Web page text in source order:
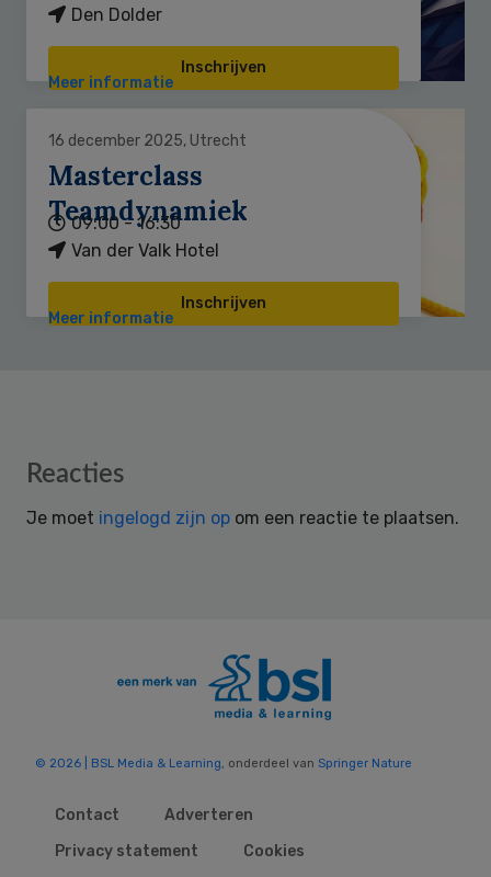
Den Dolder
Inschrijven
Meer informatie
16 december 2025, Utrecht
Masterclass
Teamdynamiek
09:00 - 16:30
Van der Valk Hotel
Inschrijven
Meer informatie
Reader
Reacties
Je moet ingelogd zijn op om een reactie te plaatsen.
© 2026 | BSL Media & Learning, onderdeel van Springer Nature
Contact
Adverteren
Privacy statement
Cookies